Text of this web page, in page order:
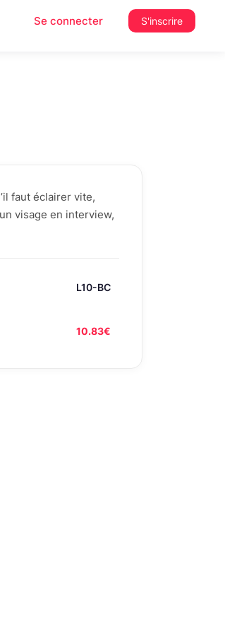
Se connecter S'inscrire
faut éclairer vite,
visage en interview,
L10-BC
10.83€